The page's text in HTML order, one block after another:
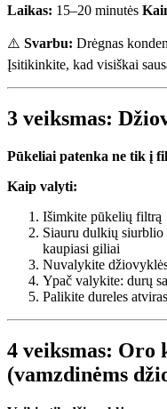
Laikas: 15–20 minutės
⚠️ Svarbu: Drėgnas
Įsitikinkite, kad visiškai
3 veiksmas:
Pūkeliai patenka ne tik į
Kaip valyti:
Išimkite pūkelių filtrą
Siauru dulkių
kaupiasi giliai
Nuvalykite
Ypač valykite: durų
Palikite dureles
4 veiksmas: Oro
(vamzdinėms